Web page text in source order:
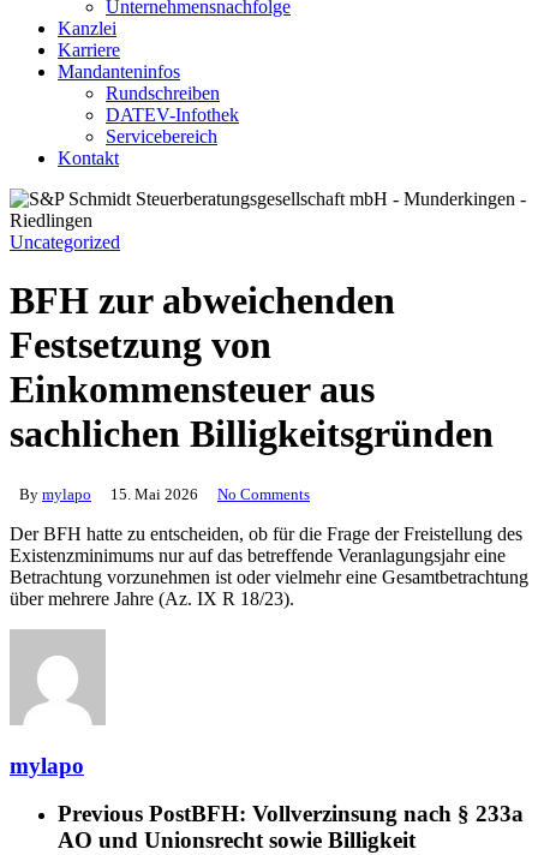
Unternehmensnachfolge
Kanzlei
Karriere
Mandanteninfos
Rundschreiben
DATEV-Infothek
Servicebereich
Kontakt
Uncategorized
BFH zur abweichenden
Festsetzung von
Einkommensteuer aus
sachlichen Billigkeitsgründen
By mylapo 15. Mai 2026 No Comments
Der BFH hatte zu entscheiden, ob für die Frage der Freistellung des
Existenzminimums nur auf das betreffende Veranlagungsjahr eine
Betrachtung vorzunehmen ist oder vielmehr eine Gesamtbetrachtung
über mehrere Jahre (Az. IX R 18/23).
mylapo
Previous PostBFH: Vollverzinsung nach § 233a
AO und Unionsrecht sowie Billigkeit